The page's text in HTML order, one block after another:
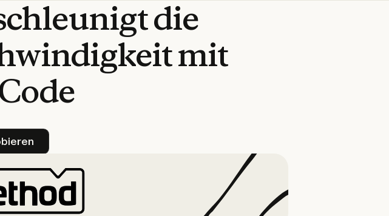
die
mit
ausprobieren